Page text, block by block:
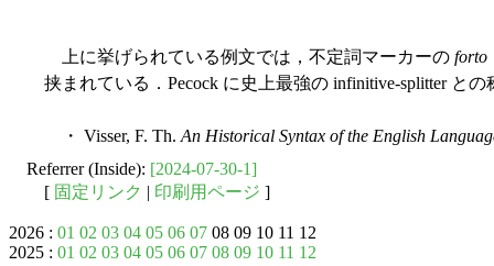
上に挙げられている例文では，不定詞マーカーの forto
挟まれている．Pecock に史上最強の infinitive-splitter と
・ Visser, F. Th. An Historical Syntax of the English
Referrer (Inside): [2024-07-30-1]
[ 固定リンク | 印刷用ページ ]
2026 : 01 02 03 04 05 06 07 08 09 10 11 12
2025 : 01 02 03 04 05 06 07 08 09 10 11 12